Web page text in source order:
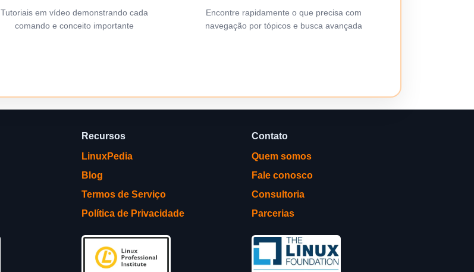
Tutoriais em vídeo demonstrando cada
comando e conceito importante
Encontre rapidamente o que precisa com
navegação por tópicos e busca avançada
Recursos
LinuxPedia
Blog
Termos de Serviço
Política de Privacidade
Contato
Quem somos
Fale conosco
Consultoria
Parcerias